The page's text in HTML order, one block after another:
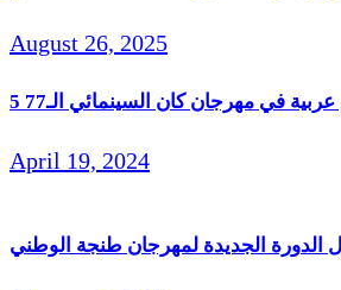
August 26, 2025
عربية في مهرجان كان السينمائي الـ77
April 19, 2024